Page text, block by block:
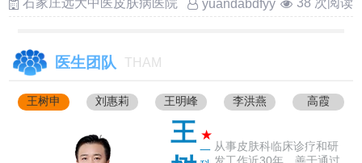
石家庄远大中医皮肤病医院
yuandabdfyy 38 次阅读
医生团队 THAM
王树申 刘惠莉 王明峰 李洪燕 高霞
王 ★
一 从事皮肤科临床诊疗和研
发工作近30年，善于通过